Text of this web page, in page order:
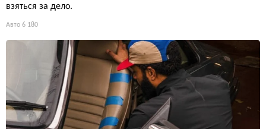
взяться за дело.
Авто 6 180